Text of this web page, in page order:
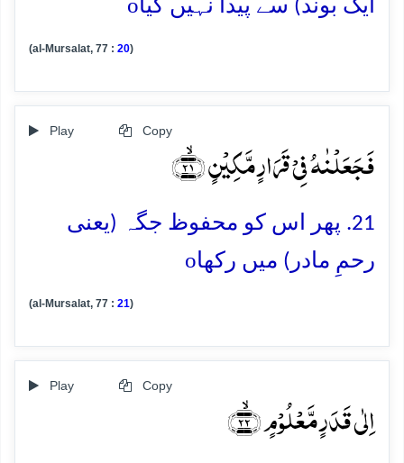
ایک بوند) سے پیدا نہیں کیا
(al-Mursalat, 77 : 20)
Play Copy
فَجَعَلۡنٰہُ فِیۡ قَرَارٍ مَّکِیۡنٍ ﴿ۙ۲۱﴾
21. پھر اس کو محفوظ جگہ (یعنی
رحمِ مادر) میں رکھاo
(al-Mursalat, 77 : 21)
Play Copy
اِلٰی قَدَرٍ مَّعۡلُوۡمٍ ﴿ۙ۲۲﴾